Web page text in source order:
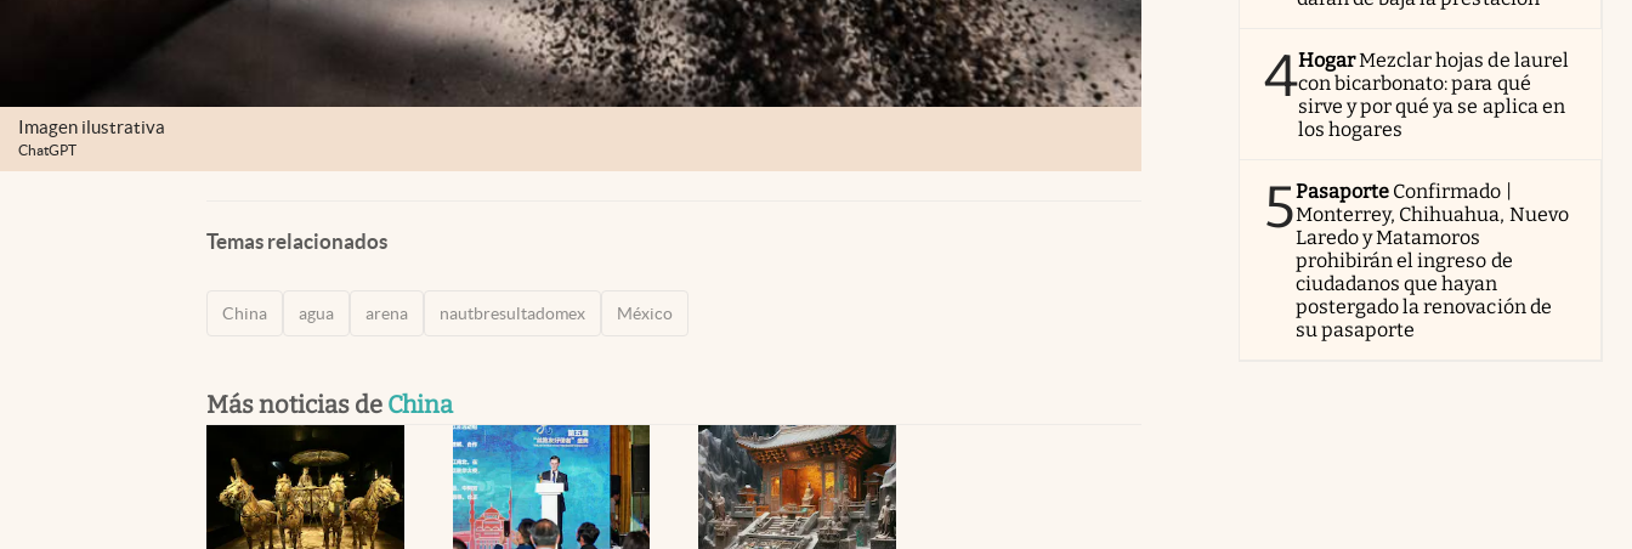
Imagen ilustrativa
ChatGPT
Temas relacionados
China agua arena nautbresultadomex México
Más noticias de China
4HogarMezclar hojas de laurel
con bicarbonato: para qué
sirve y por qué ya se aplica en
los hogares
5Pasaporte Confirmado |
Monterrey, Chihuahua, Nuevo
Laredo y Matamoros
prohibirán el ingreso de
ciudadanos que hayan
postergado la renovación de
su pasaporte